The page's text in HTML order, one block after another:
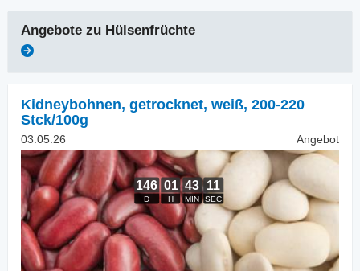
Angebote zu Hülsenfrüchte
Kidneybohnen, getrocknet, weiß, 200-220
Stck/100g
03.05.26 Angebot